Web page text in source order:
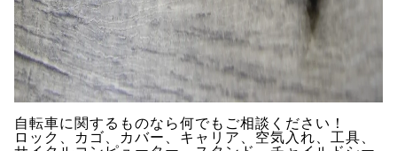
自転車に関するものなら何でもご相談ください！
ロック、カゴ、カバー、キャリア、空気入れ、工具、